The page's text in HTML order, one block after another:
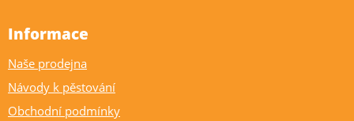
Informace
Naše prodejna
Návody k pěstování
Obchodní podmínky